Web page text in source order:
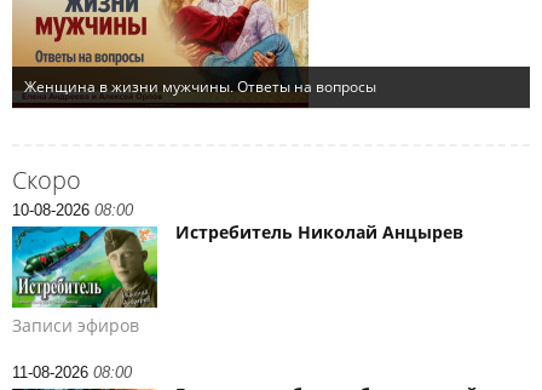
Скоро
10-08-2026 08:00
Истребитель Николай Анцырев
Записи эфиров
11-08-2026 08:00